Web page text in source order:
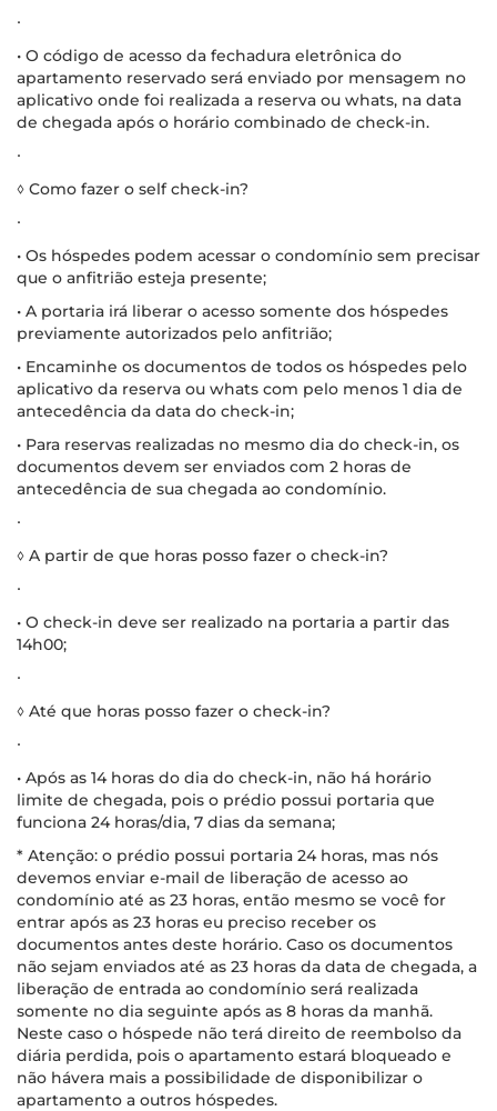
∙
• O código de acesso da fechadura eletrônica do
apartamento reservado será enviado por mensagem no
aplicativo onde foi realizada a reserva ou whats, na data
de chegada após o horário combinado de check-in.
∙
◊ Como fazer o self check-in?
∙
• Os hóspedes podem acessar o condomínio sem precisar
que o anfitrião esteja presente;
• A portaria irá liberar o acesso somente dos hóspedes
previamente autorizados pelo anfitrião;
• Encaminhe os documentos de todos os hóspedes pelo
aplicativo da reserva ou whats com pelo menos 1 dia de
antecedência da data do check-in;
• Para reservas realizadas no mesmo dia do check-in, os
documentos devem ser enviados com 2 horas de
antecedência de sua chegada ao condomínio.
∙
◊ A partir de que horas posso fazer o check-in?
∙
• O check-in deve ser realizado na portaria a partir das
14h00;
∙
◊ Até que horas posso fazer o check-in?
∙
• Após as 14 horas do dia do check-in, não há horário
limite de chegada, pois o prédio possui portaria que
funciona 24 horas/dia, 7 dias da semana;
* Atenção: o prédio possui portaria 24 horas, mas nós
devemos enviar e-mail de liberação de acesso ao
condomínio até as 23 horas, então mesmo se você for
entrar após as 23 horas eu preciso receber os
documentos antes deste horário. Caso os documentos
não sejam enviados até as 23 horas da data de chegada, a
liberação de entrada ao condomínio será realizada
somente no dia seguinte após as 8 horas da manhã.
Neste caso o hóspede não terá direito de reembolso da
diária perdida, pois o apartamento estará bloqueado e
não hávera mais a possibilidade de disponibilizar o
apartamento a outros hóspedes.